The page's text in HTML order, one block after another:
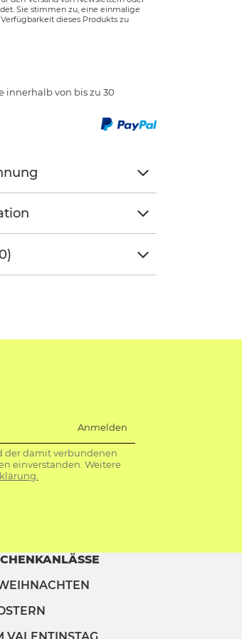
Sie stimmen zu, eine einmalige
dieses Produkts zu
innerhalb von bis zu 30
Anmelden
der damit verbundenen
einverstanden. Weitere